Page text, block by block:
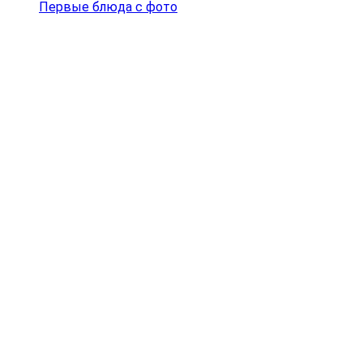
Первые блюда с фото